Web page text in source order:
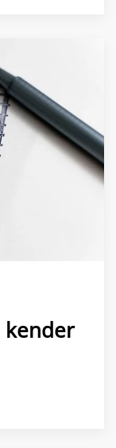
kender